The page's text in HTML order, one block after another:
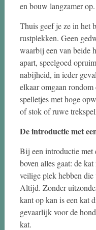
en bouw langzamer op.
Thuis geef je ze in het
rustplekken. Geen
waarbij een van beide
apart, speelgoed
nabijheid, in ieder
elkaar omgaan
spelletjes met hoge
of stok of ruwe
De introductie met
Bij een introductie met
boven alles gaat: de
veilige plek hebben
Altijd. Zonder
kant op kan is een kat
gevaarlijk voor de
kat.